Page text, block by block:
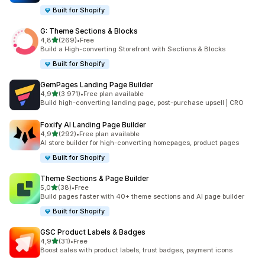
Built for Shopify
G: Theme Sections & Blocks
4,8na 5 gwiazdek
(269)
Łączna liczba recenzji: 269
•Free
Build a High-converting Storefront with Sections & Blocks
Built for Shopify
GemPages Landing Page Builder
4,9na 5 gwiazdek
(3 971)
Łączna liczba recenzji: 3971
•Free plan available
Build high-converting landing page, post-purchase upsell | CRO
Foxify AI Landing Page Builder
4,9na 5 gwiazdek
(292)
Łączna liczba recenzji: 292
•Free plan available
AI store builder for high-converting homepages, product pages
Built for Shopify
Theme Sections & Page Builder
5,0na 5 gwiazdek
(38)
Łączna liczba recenzji: 38
•Free
Build pages faster with 40+ theme sections and AI page builder
Built for Shopify
GSC Product Labels & Badges
4,9na 5 gwiazdek
(31)
Łączna liczba recenzji: 31
•Free
Boost sales with product labels, trust badges, payment icons